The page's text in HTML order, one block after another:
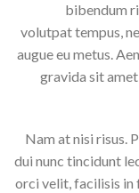
bibendum
volutpat tempus,
augue eu metus.
gravida sit
Nam at nisi risus.
dui nunc tincidunt
orci velit, facilisis in